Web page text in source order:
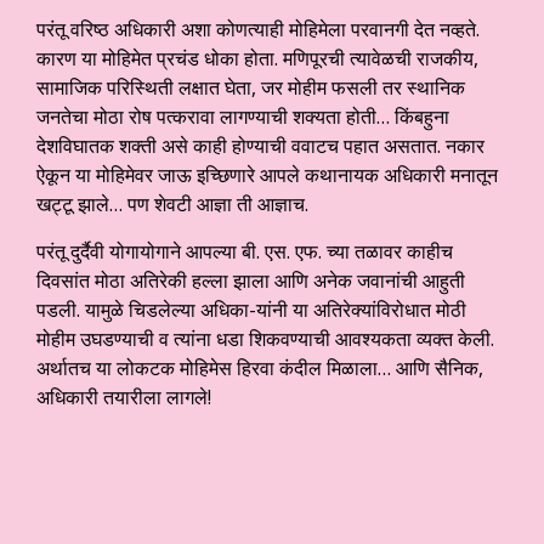
परंतू वरिष्ठ अधिकारी अशा कोणत्याही मोहिमेला परवानगी देत नव्हते.
कारण या मोहिमेत प्रचंड धोका होता. मणिपूरची त्यावेळची राजकीय,
सामाजिक परिस्थिती लक्षात घेता, जर मोहीम फसली तर स्थानिक
जनतेचा मोठा रोष पत्करावा लागण्याची शक्यता होती… किंबहुना
देशविघातक शक्ती असे काही होण्याची ववाटच पहात असतात. नकार
ऐकून या मोहिमेवर जाऊ इच्छिणारे आपले कथानायक अधिकारी मनातून
खट्टू झाले… पण शेवटी आज्ञा ती आज्ञाच.
परंतू दुर्दैवी योगायोगाने आपल्या बी. एस. एफ. च्या तळावर काहीच
दिवसांत मोठा अतिरेकी हल्ला झाला आणि अनेक जवानांची आहुती
पडली. यामुळे चिडलेल्या अधिका-यांनी या अतिरेक्यांविरोधात मोठी
मोहीम उघडण्याची व त्यांना धडा शिकवण्याची आवश्यकता व्यक्त केली.
अर्थातच या लोकटक मोहिमेस हिरवा कंदील मिळाला… आणि सैनिक,
अधिकारी तयारीला लागले!